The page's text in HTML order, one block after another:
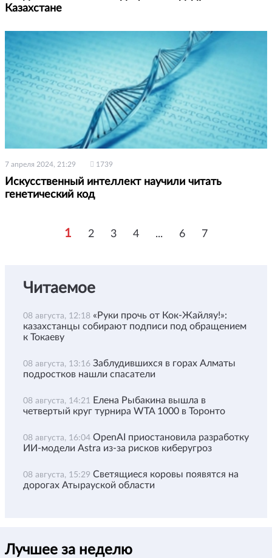
Казахстане
7 апреля 2024, 21:29 1739
Искусственный интеллект научили читать
генетический код
1 2 3 4 ... 6 7
Читаемое
08 августа, 12:18 «Руки прочь от Кок-Жайляу!»:
казахстанцы собирают подписи под обращением
к Токаеву
08 августа, 13:16 Заблудившихся в горах Алматы
подростков нашли спасатели
08 августа, 14:21
Елена Рыбакина вышла в
четвертый круг турнира WTA 1000 в Торонто
08 августа, 16:04 OpenAI приостановила разработку
ИИ-модели Astra из-за рисков киберугроз
08 августа, 15:29 Светящиеся коровы появятся на
дорогах Атырауской области
Лучшее за неделю